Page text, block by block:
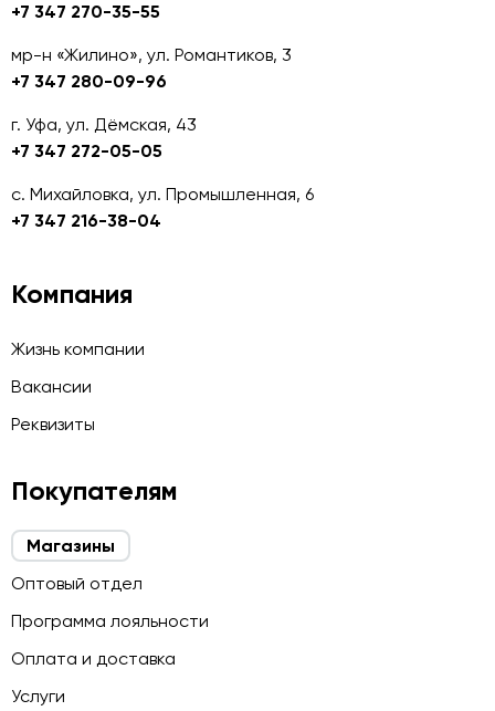
+7 347 270-35-55
мр-н «Жилино», ул. Романтиков, 3
+7 347 280-09-96
г. Уфа, ул. Дёмская, 43
+7 347 272-05-05
с. Михайловка, ул. Промышленная, 6
+7 347 216-38-04
Компания
Жизнь компании
Вакансии
Реквизиты
Покупателям
Магазины
Оптовый отдел
Программа лояльности
Оплата и доставка
Услуги